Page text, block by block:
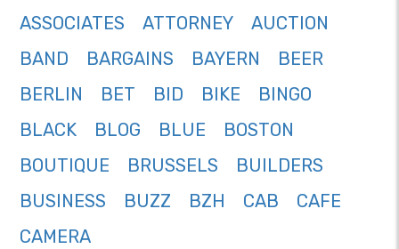
ASSOCIATES
ATTORNEY
AUCTION
BAND
BARGAINS BAYERN
BEER
BERLIN
BET BID BIKE
BINGO
BLACK
BLOG BLUE
BOSTON
BOUTIQUE
BRUSSELS
BUILDERS
BUSINESS
BUZZ BZH CAB
CAFE
CAMERA